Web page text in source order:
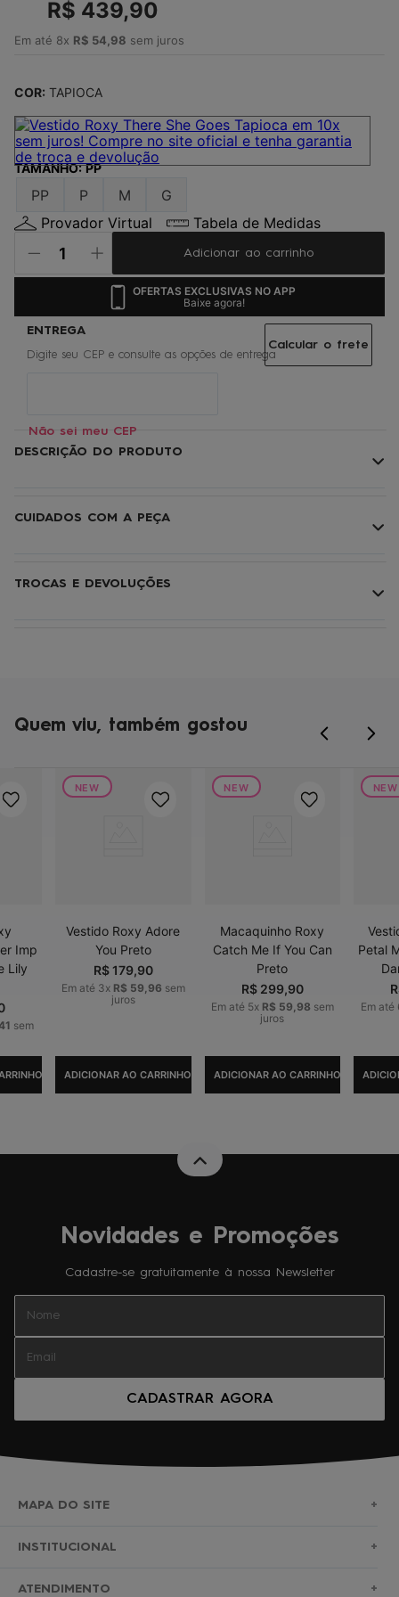
R$ 439,90
Em até 8x R$ 54 98 sem juros
COR: TAPIOCA
TAMANHO: PP
PP P M
G
Provador Virtual
Tabela de Medidas
Adicionar ao carrinho
OFERTAS EXCLUSIVAS NO APP
Baixe agora!
Não sei meu CEP
Calcular o frete
DESCRIÇÃO DO PRODUTO
CUIDADOS COM A PEÇA
TROCAS E DEVOLUÇÕES
Quem viu, também gostou
Imp
Lily
sem
NEW
Vestido Roxy Adore
You Preto
R$179,90
Em até 3x R$ 59 96 sem
juros
ADICIONAR AO CARRINHO
NEW
Macaquinho Roxy
Catch Me If You Can
Preto
R$ 299,90
Em até 5x R$ 59 98 sem
juros
ADICIONAR AO CARRINHO
NEW
Petal
Em até
Novidades e Promoções
Cadastre-se gratuitamente à nossa Newsletter
CADASTRAR AGORA
MAPA DO SITE +
SURF
INSTITUCIONAL +
SOBRE NÓS
ATENDIMENTO +
jaqueta
5 º
maio
7º
vestido
8º
oculos
9º
gorro
10º regata